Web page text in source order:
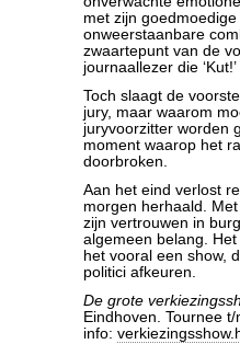
met zijn
onweerstaanbare
zwaartepunt van de
journaallezer die
Toch slaagt de
jury, maar waarom
juryvoorzitter worden
moment waarop het
doorbroken.
Aan het eind verlost
morgen herhaald.
zijn vertrouwen in
algemeen belang.
het vooral een show,
politici afkeuren.
De grote
Eindhoven. Tournee
info: